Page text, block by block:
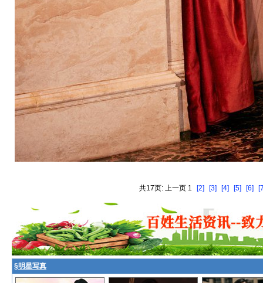
共17页: 上一页 1 [2] [3] [4] [5] [6]
§明星写真